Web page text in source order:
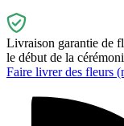
Livraison garantie de
le début de la
Faire livrer des fleurs